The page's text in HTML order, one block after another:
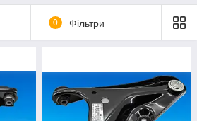
0 Фільтри